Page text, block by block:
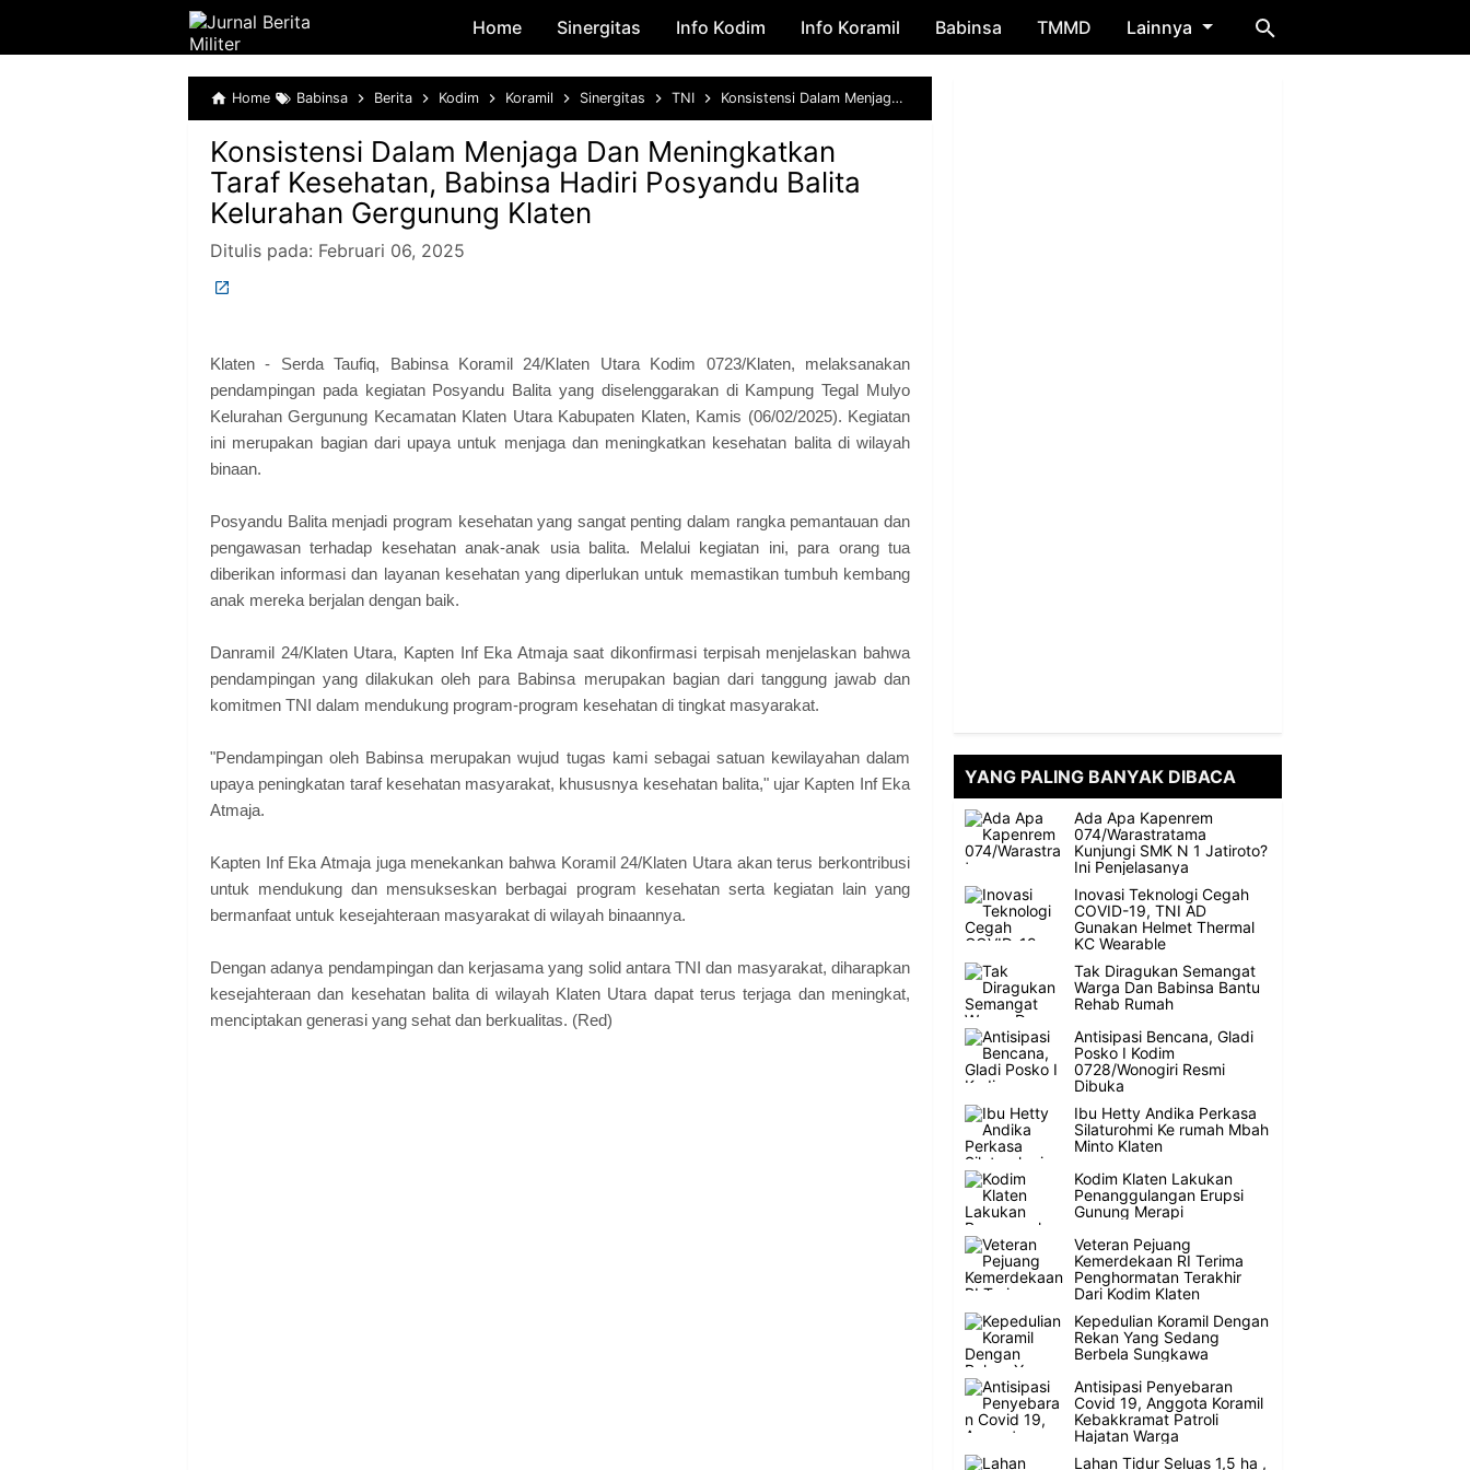
Skip to main content
Home Sinergitas Info Kodim Info Koramil Babinsa TMMD Lainnya
Home Babinsa Berita Kodim Koramil Sinergitas TNI Konsistensi Dalam Menjaga Dan Meningkatkan Taraf Kesehatan, Babinsa Hadiri Posyandu Balita Kelurahan Gergunung Klaten
Konsistensi Dalam Menjaga Dan Meningkatkan
Taraf Kesehatan, Babinsa Hadiri Posyandu Balita
Kelurahan Gergunung Klaten
Ditulis pada: Februari 06, 2025
Klaten - Serda Taufiq, Babinsa Koramil 24/Klaten Utara Kodim 0723/Klaten, melaksanakan
pendampingan pada kegiatan Posyandu Balita yang diselenggarakan di Kampung Tegal Mulyo
Kelurahan Gergunung Kecamatan Klaten Utara Kabupaten Klaten, Kamis (06/02/2025). Kegiatan
ini merupakan bagian dari upaya untuk menjaga dan meningkatkan kesehatan balita di wilayah
binaan.
Posyandu Balita menjadi program kesehatan yang sangat penting dalam rangka pemantauan dan
pengawasan terhadap kesehatan anak-anak usia balita. Melalui kegiatan ini, para orang tua
diberikan informasi dan layanan kesehatan yang diperlukan untuk memastikan tumbuh kembang
anak mereka berjalan dengan baik.
Danramil 24/Klaten Utara, Kapten Inf Eka Atmaja saat dikonfirmasi terpisah menjelaskan bahwa
pendampingan yang dilakukan oleh para Babinsa merupakan bagian dari tanggung jawab dan
komitmen TNI dalam mendukung program-program kesehatan di tingkat masyarakat.
"Pendampingan oleh Babinsa merupakan wujud tugas kami sebagai satuan kewilayahan dalam
upaya peningkatan taraf kesehatan masyarakat, khususnya kesehatan balita," ujar Kapten Inf Eka
Atmaja.
Kapten Inf Eka Atmaja juga menekankan bahwa Koramil 24/Klaten Utara akan terus berkontribusi
untuk mendukung dan mensukseskan berbagai program kesehatan serta kegiatan lain yang
bermanfaat untuk kesejahteraan masyarakat di wilayah binaannya.
Dengan adanya pendampingan dan kerjasama yang solid antara TNI dan masyarakat, diharapkan
kesejahteraan dan kesehatan balita di wilayah Klaten Utara dapat terus terjaga dan meningkat,
menciptakan generasi yang sehat dan berkualitas. (Red)
YANG PALING BANYAK DIBACA
Ada Apa Kapenrem
074/Warastratama
Kunjungi SMK N 1 Jatiroto?
Ini Penjelasanya
Inovasi Teknologi Cegah
COVID-19, TNI AD
Gunakan Helmet Thermal
KC Wearable
Tak Diragukan Semangat
Warga Dan Babinsa Bantu
Rehab Rumah
Antisipasi Bencana, Gladi
Posko I Kodim
0728/Wonogiri Resmi
Dibuka
Ibu Hetty Andika Perkasa
Silaturohmi Ke rumah Mbah
Minto Klaten
Kodim Klaten Lakukan
Penanggulangan Erupsi
Gunung Merapi
Veteran Pejuang
Kemerdekaan RI Terima
Penghormatan Terakhir
Dari Kodim Klaten
Kepedulian Koramil Dengan
Rekan Yang Sedang
Berbela Sungkawa
Antisipasi Penyebaran
Covid 19, Anggota Koramil
Kebakkramat Patroli
Hajatan Warga
Lahan Tidur Seluas 1,5 ha ,